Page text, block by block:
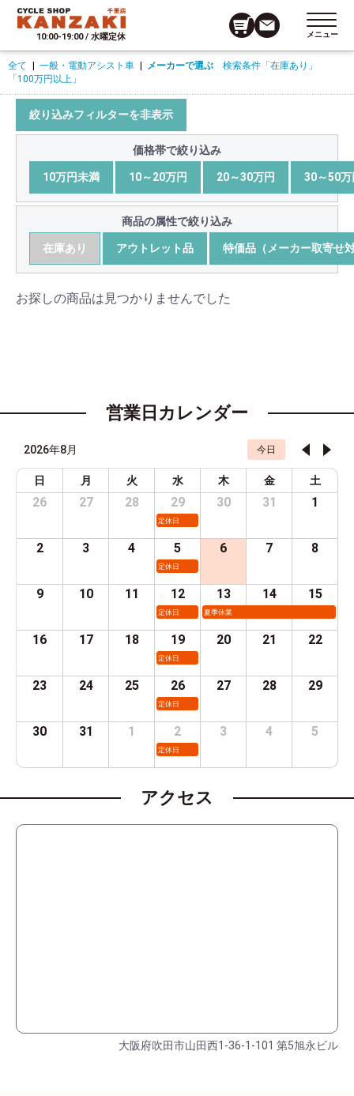
10:00-19:00 / 水曜定休 メニュー
全て 一般・電動アシスト車 メーカーで選ぶ 検索条件 「在庫あり」
「100万円以上」
絞り込みフィルターを非表示
価格帯で絞り込み
10万円未満 10～20万円 20～30万円 30～50万
商品の属性で絞り込み
在庫あり アウトレット品 特価品（メーカー取寄せ
お探しの商品は見つかりませんでした
営業日カレンダー
2026年8月 今日
日 月 火 水 木 金 土
26 27 28 29
定休日
30 31 1
2 3 4 5
定休日
6 7 8
9 10 11 12
定休日
13
夏季休業
14 15
16 17 18 19
定休日
20 21 22
23 24 25 26
定休日
27 28 29
30 31 1 2
定休日
3 4 5
アクセス
大阪府吹田市山田西1-36-1-101 第5旭永ビル